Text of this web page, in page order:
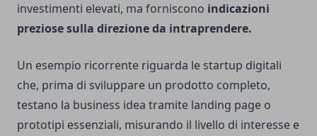
investimenti elevati, ma forniscono indicazioni
preziose sulla direzione da intraprendere.
Un esempio ricorrente riguarda le startup digitali
che, prima di sviluppare un prodotto completo,
testano la business idea tramite landing page o
prototipi essenziali, misurando il livello di interesse e